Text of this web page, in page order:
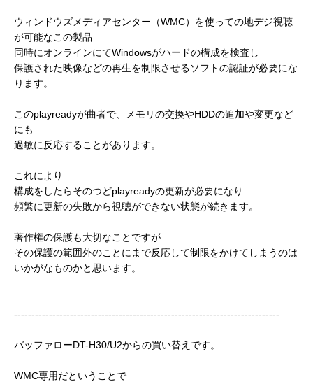
ウィンドウズメディアセンター（WMC）を使っての地デジ視聴
が可能なこの製品
同時にオンラインにてWindowsがハードの構成を検査し
保護された映像などの再生を制限させるソフトの認証が必要にな
ります。
このplayreadyが曲者で、メモリの交換やHDDの追加や変更など
にも
過敏に反応することがあります。
これにより
構成をしたらそのつどplayreadyの更新が必要になり
頻繁に更新の失敗から視聴ができない状態が続きます。
著作権の保護も大切なことですが
その保護の範囲外のことにまで反応して制限をかけてしまうのは
いかがなものかと思います。
----------------------------------------------------------------------------
バッファローDT-H30/U2からの買い替えです。
WMC専用だということで